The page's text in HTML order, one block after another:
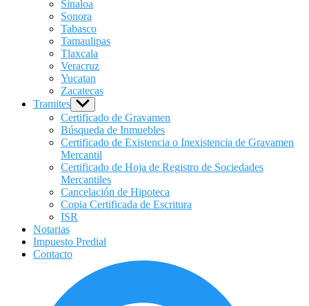
Sinaloa
Sonora
Tabasco
Tamaulipas
Tlaxcala
Veracruz
Yucatan
Zacatecas
Tramites Show
sub
menu
Certificado de Gravamen
Búsqueda de Inmuebles
Certificado de Existencia o Inexistencia de Gravamen
Mercantil
Certificado de Hoja de Registro de Sociedades
Mercantiles
Cancelación de Hipoteca
Copia Certificada de Escritura
ISR
Notarias
Impuesto Predial
Contacto